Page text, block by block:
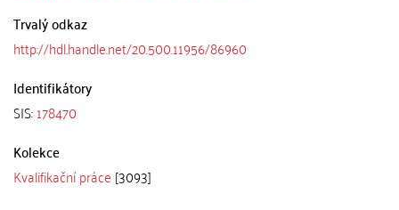
Trvalý odkaz
http://hdl.handle.net/20.500.11956/86960
Identifikátory
SIS:178470
Kolekce
Kvalifikační práce [3093]